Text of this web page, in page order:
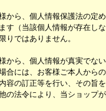
から、個人情報保護法の定
す（当該個人情報が存在し
りではありません。
から、個人情報が真実でな
合には、お客様ご本人から
容の訂正等を行い、その旨
の法令により、当ショップ